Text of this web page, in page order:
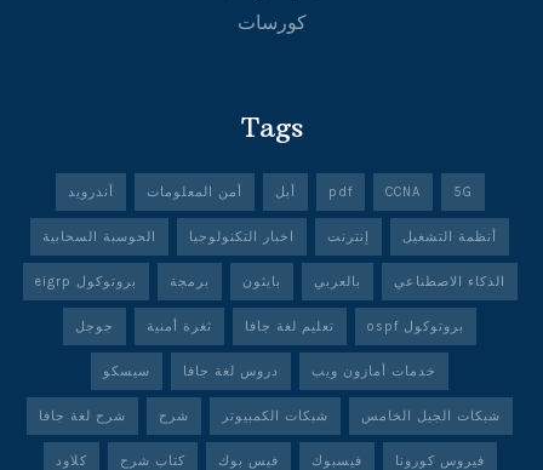
كورسات
Tags
5G
CCNA
pdf أبل أمن المعلومات أندرويد
أنظمة التشغيل إنترنت اخبار التكنولوجيا الحوسبة السحابية
الذكاء الاصطناعي بالعربي بايثون برمجة بروتوكول eigrp
بروتوكول ospf تعليم لغة جافا ثغرة أمنية جوجل
خدمات أمازون ويب دروس لغة جافا سيسكو
شبكات الجيل الخامس شبكات الكمبيوتر شرح شرح لغة جافا
فيروس كورونا فيسبوك فيس بوك كتاب شرح كلاود